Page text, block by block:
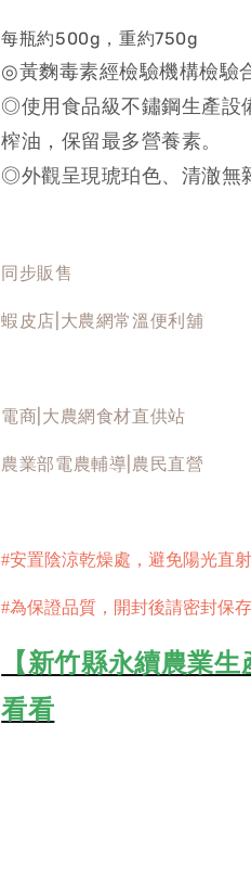
每瓶約500g，重約750g
◎黃麴毒素經檢驗機構檢驗
◎使用食品級不鏽鋼生產設
榨油，保留最多營養素。
◎外觀呈現琥珀色、清澈無
同步販售
蝦皮店|大農網常溫便利舖
電商|大農網食材直供站
農業部電農輔導|農民直營
#安置陰涼乾燥處，避免陽光直射
#為保證品質，開封後請密封保
【新竹縣永續農業
看看